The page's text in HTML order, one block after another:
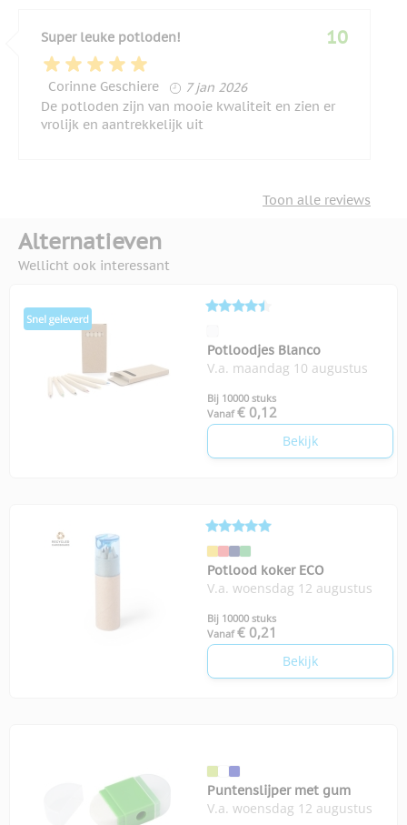
Super leuke potloden!
Corinne Geschiere 7 januari 2026
7 jan 2026
10
De potloden zijn van mooie kwaliteit en zien er
vrolijk en aantrekkelijk uit
Toon alle reviews
Alternatieven
Wellicht ook interessant
Potloodjes Blanco
V.a. maandag 10 augustus
Bij 10000 stuks
Vanaf € 0,12
Bekijk
Potlood koker ECO
V.a. woensdag 12 augustus
Bij 10000 stuks
Vanaf € 0,21
Bekijk
Puntenslijper met gum
V.a. woensdag 12 augustus